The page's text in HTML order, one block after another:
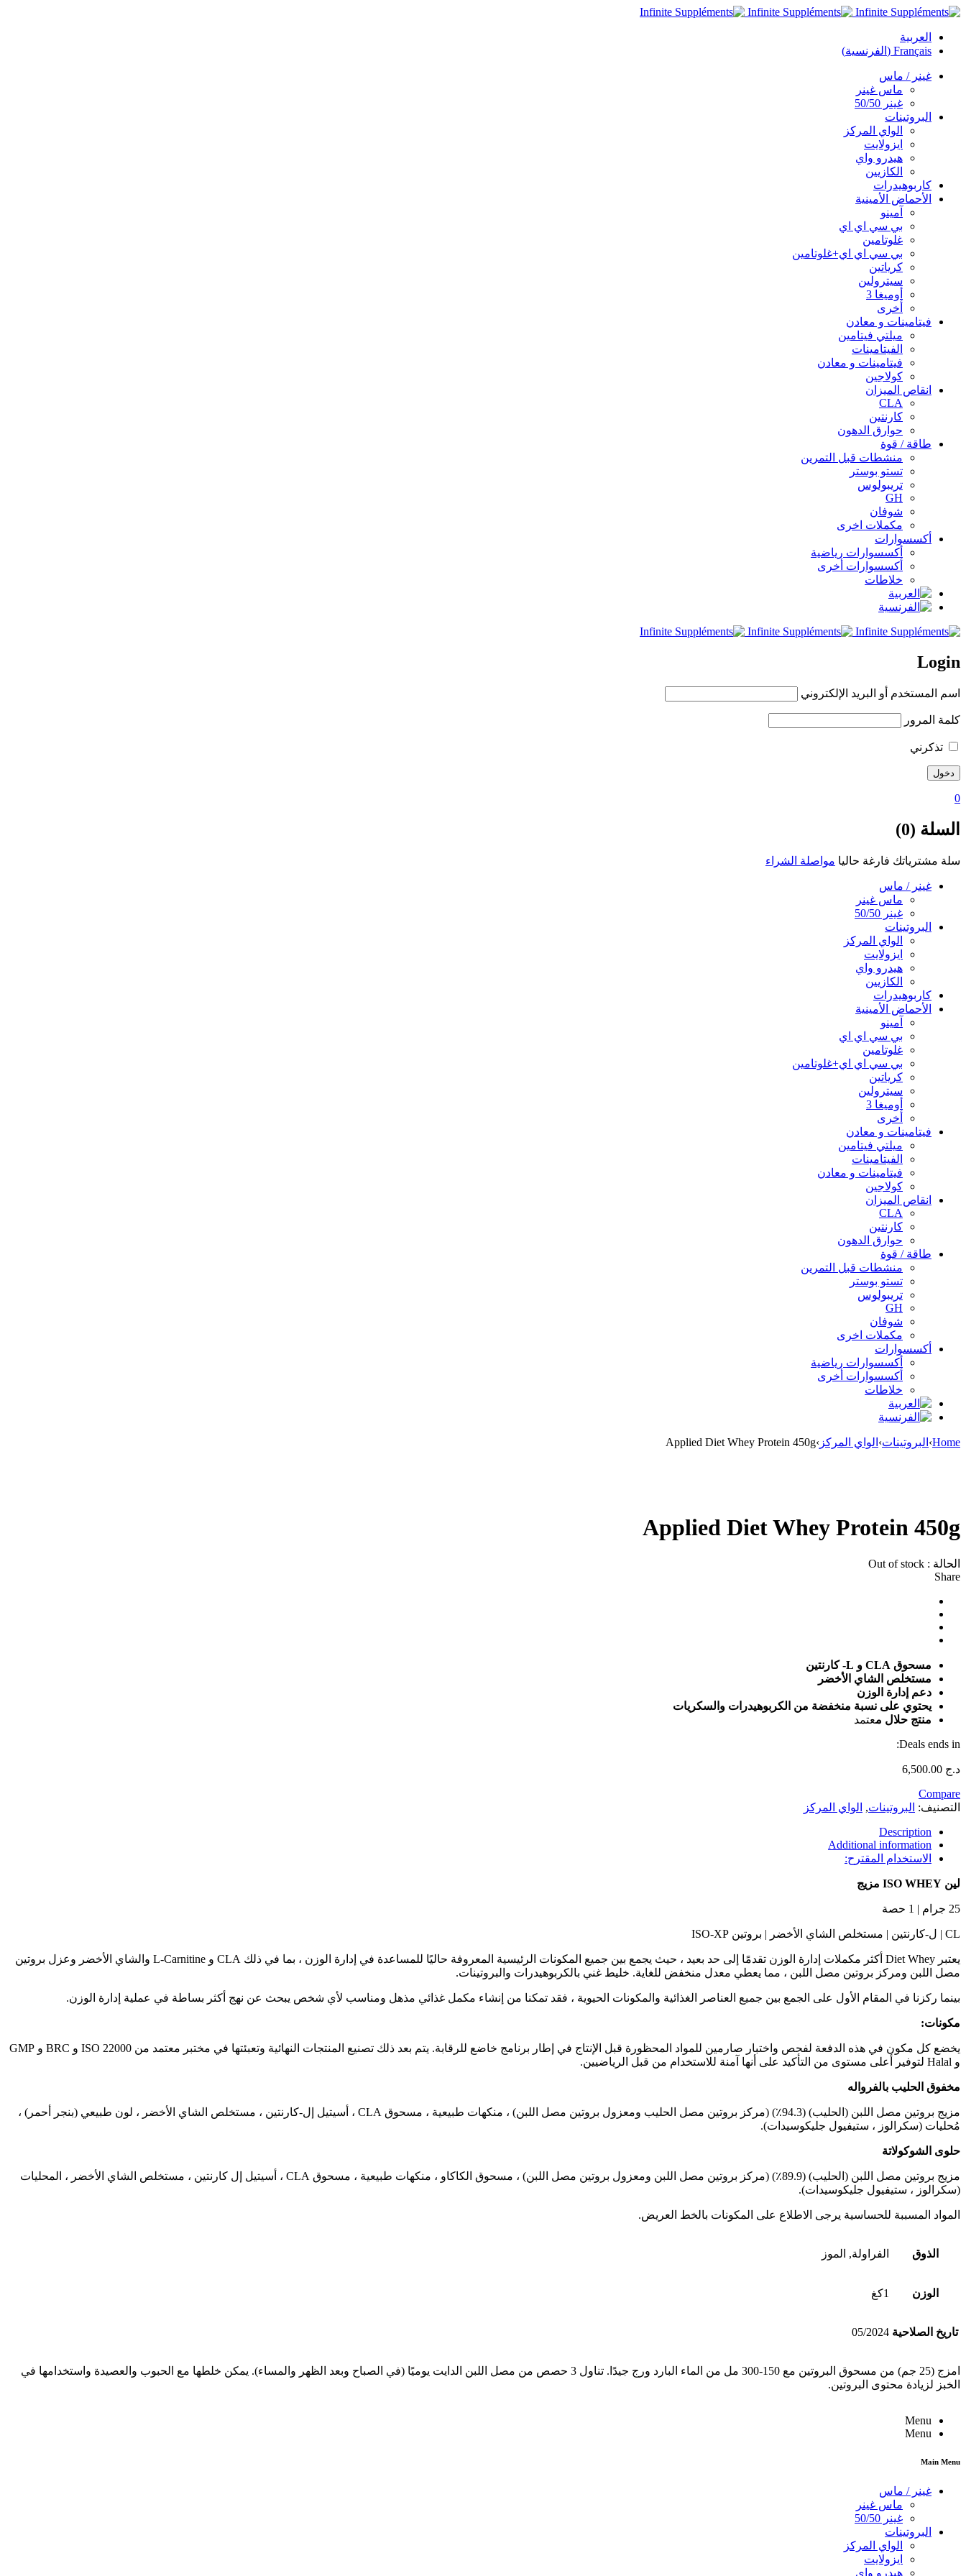
العربية
Français
( الفرنسية)
غينر / ماس
ماس غينر
غينر 50/50
البروتينات
الواي المركز
ايزولايت
هيدرو واي
الكازيين
كاربوهيدرات
الأحماض الأمينية
آمينو
بي سي اي اي
غلوتامين
بي سي اي اي+غلوتامين
كرياتين
سيترولين
أوميغا 3
أخرى
فيتامينات و معادن
ميلتي فيتامين
الفيتامينات
فيتامينات و معادن
كولاجين
انقاص الميزان
CLA
كارنتين
حوارق الدهون
طاقة / قوة
منشطات قبل التمرين
تستو بوستر
تريبولوس
GH
شوفان
مكملات اخرى
أكسسوارات
أكسسوارات رياضية
أكسسوارات أخرى
خلاطات
Login
اسم المستخدم أو البريد الإلكتروني
كلمة المرور
تذكرني
0
السلة (0)
سلة مشترياتك فارغة حاليا مواصلة الشراء
غينر / ماس
ماس غينر
غينر 50/50
البروتينات
الواي المركز
ايزولايت
هيدرو واي
الكازيين
كاربوهيدرات
الأحماض الأمينية
آمينو
بي سي اي اي
غلوتامين
بي سي اي اي+غلوتامين
كرياتين
سيترولين
أوميغا 3
أخرى
فيتامينات و معادن
ميلتي فيتامين
الفيتامينات
فيتامينات و معادن
كولاجين
انقاص الميزان
CLA
كارنتين
حوارق الدهون
طاقة / قوة
منشطات قبل التمرين
تستو بوستر
تريبولوس
GH
شوفان
مكملات اخرى
أكسسوارات
أكسسوارات رياضية
أكسسوارات أخرى
خلاطات
Home
› البروتينات› الواي المركز ›
Applied Diet Whey Protein 450g
Applied Diet Whey Protein 450g
الحالة : Out of stock
Share
مسحوق CLA و L- كارنتين
مستخلص الشاي الأخضر
دعم إدارة الوزن
يحتوي على نسبة منخفضة من الكربوهيدرات والسكريات
منتج حلال معتمد
Deals ends in:
د.ج
Compare
التصنيف: البروتينات, الواي المركز
Description
Additional information
الاستخدام المقترح:
لين ISO WHEY مزيج
25 جرام | 1 حصة
CL | ل-كارنتين | مستخلص الشاي الأخضر | بروتين ISO-XP
يعتبر Diet Whey أكثر مكملات إدارة الوزن تقدمًا إلى حد بعيد ، حيث يجمع بين جميع المكونات الرئيسية المعروفة حاليًا للمساعدة في إدارة الوزن ، بما في ذلك CLA و L-Carnitine والشاي الأخضر وعزل بروتين
مصل اللبن ومركز بروتين مصل اللبن ، مما يعطي معدل منخفض للغاية. خليط غني بالكربوهيدرات والبروتينات.
بينما ركزنا في المقام الأول على الجمع بين جميع العناصر الغذائية والمكونات الحيوية ، فقد تمكنا من إنشاء مكمل غذائي مذهل ومناسب لأي شخص يبحث عن نهج أكثر بساطة في عملية إدارة الوزن.
مكونات:
يخضع كل مكون في هذه الدفعة لفحص واختبار صارمين للمواد المحظورة قبل الإنتاج في إطار برنامج خاضع للرقابة. يتم بعد ذلك تصنيع المنتجات النهائية وتعبئتها في مختبر معتمد من ISO 22000 و BRC و GMP
و Halal لتوفير أعلى مستوى من التأكيد على أنها آمنة للاستخدام من قبل الرياضيين.
مخفوق الحليب بالفرواله
مزيج بروتين مصل اللبن (الحليب) (94.3٪) (مركز بروتين مصل الحليب ومعزول بروتين مصل اللبن) ، منكهات طبيعية ، مسحوق CLA ، أسيتيل إل-كارنتين ، مستخلص الشاي الأخضر ، لون طبيعي (بنجر أحمر) ،
مُحليات (سكرالوز ، ستيفيول جليكوسيدات).
حلوى الشوكولاتة
مزيج بروتين مصل اللبن (الحليب) (89.9٪) (مركز بروتين مصل اللبن ومعزول بروتين مصل اللبن) ، مسحوق الكاكاو ، منكهات طبيعية ، مسحوق CLA ، أسيتيل إل كارنتين ، مستخلص الشاي الأخضر ، المحليات
(سكرالوز ، ستيفيول جليكوسيدات).
المواد المسببة للحساسية يرجى الاطلاع على المكونات بالخط العريض.
الذوق الفراولة, الموز
الوزن 1كغ
تاريخ الصلاحية 05/2024
امزج (25 جم) من مسحوق البروتين مع 150-300 مل من الماء البارد ورج جيدًا. تناول 3 حصص من مصل اللبن الدايت يوميًا (في الصباح وبعد الظهر والمساء). يمكن خلطها مع الحبوب والعصيدة واستخدامها في
الخبز لزيادة محتوى البروتين.
Menu
Menu
Main Menu
غينر / ماس
ماس غينر
غينر 50/50
البروتينات
الواي المركز
ايزولايت
هيدرو واي